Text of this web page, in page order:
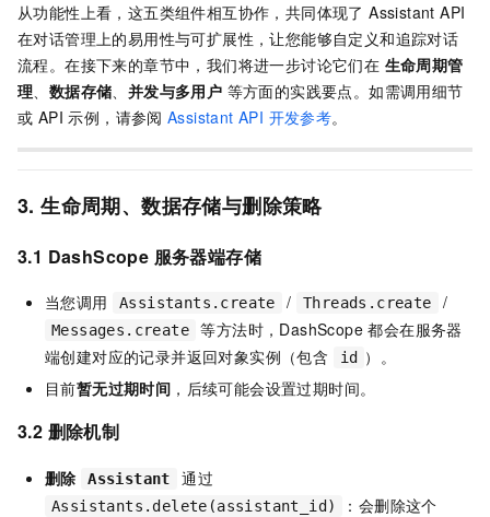
从功能性上看，这五类组件相互协作，共同体现了 Assistant API
在对话管理上的易用性与可扩展性，让您能够自定义和追踪对话
流程。在接下来的章节中，我们将进一步讨论它们在 生命周期管
理、 数据存储、 并发与多用户 等方面的实践要点。如需调用细节
或 API 示例，请参阅 Assistant API 开发参考。
3. 生命周期、数据存储与删除策略
3.1 DashScope 服务器端存储
当您调用 Assistants.create / Threads.create /
Messages.create
等方法时，DashScope 都会在服务器
端创建对应的记录并返回对象实例（包含
id
）。
目前暂无过期时间 ，后续可能会设置过期时间。
3.2 删除机制
删除 Assistant 通过
Assistants.delete(assistant_id)
：会删除这个